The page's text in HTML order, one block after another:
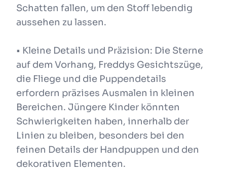
Schatten fallen, um den Stoff lebendig
aussehen zu lassen.
• Kleine Details und Präzision: Die Sterne
auf dem Vorhang, Freddys Gesichtszüge,
die Fliege und die Puppendetails
erfordern präzises Ausmalen in kleinen
Bereichen. Jüngere Kinder könnten
Schwierigkeiten haben, innerhalb der
Linien zu bleiben, besonders bei den
feinen Details der Handpuppen und den
dekorativen Elementen.